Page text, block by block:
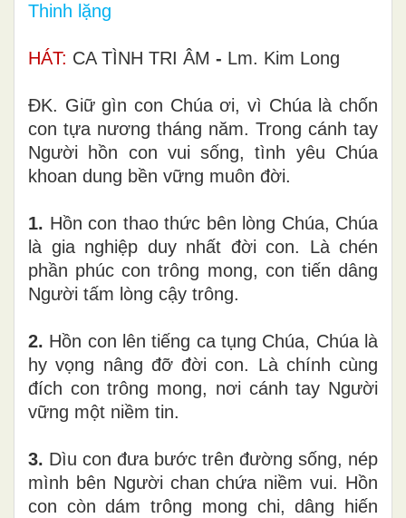
Thinh lặng
HÁT: CA TÌNH TRI ÂM - Lm. Kim Long
ĐK. Giữ gìn con Chúa ơi, vì Chúa là chốn
con tựa nương tháng năm. Trong cánh tay
Người hồn con vui sống, tình yêu Chúa
khoan dung bền vững muôn đời.
1. Hồn con thao thức bên lòng Chúa, Chúa
là gia nghiệp duy nhất đời con. Là chén
phần phúc con trông mong, con tiến dâng
Người tấm lòng cậy trông.
2. Hồn con lên tiếng ca tụng Chúa, Chúa là
hy vọng nâng đỡ đời con. Là chính cùng
đích con trông mong, nơi cánh tay Người
vững một niềm tin.
3. Dìu con đưa bước trên đường sống, nép
mình bên Người chan chứa niềm vui. Hồn
con còn dám trông mong chi, dâng hiến